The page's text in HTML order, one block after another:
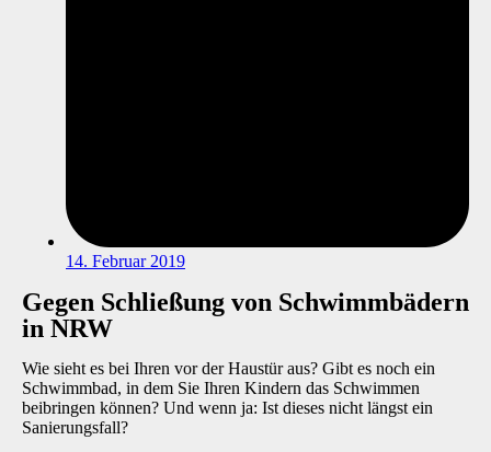
14. Februar 2019
Gegen Schließung von Schwimmbädern
in NRW
Wie sieht es bei Ihren vor der Haustür aus? Gibt es noch ein
Schwimmbad, in dem Sie Ihren Kindern das Schwimmen
beibringen können? Und wenn ja: Ist dieses nicht längst ein
Sanierungsfall?